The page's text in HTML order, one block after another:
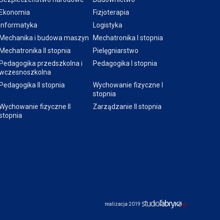
Ekonomia
Fizjoterapia
Informatyka
Logistyka
Mechanika i budowa maszyn
Mechatronika I stopnia
Mechatronika II stopnia
Pielęgniarstwo
Pedagogika przedszkolna i
Pedagogika I stopnia
Pedagogika II stopnia
Wychowanie fizyczne I
stopnia
fizyczne II
Zarządzanie II stopnia
realizacja 2019